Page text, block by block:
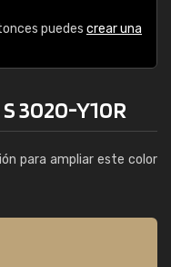
puedes crear una
3020-Y10R
para ampliar este color